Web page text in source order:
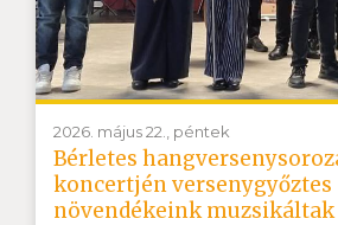
2026. május 22., péntek
Bérletes
koncertjén versenygyőztes
növendékeink muzsikáltak